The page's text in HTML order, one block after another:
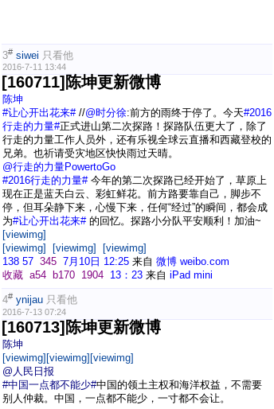
3# siwei 只看他
2016-7-11 13:44
[160711]陈坤更新微博
陈坤
#让心开出花来#//@时分徐:前方的雨终于停了。今天#2016
行走的力量#正式进山第二次探路！探路队伍更大了，除了
行走的力量工作人员外，还有乐视全球云直播和西藏登校的
兄弟。也祈请受灾地区快快雨过天晴。
@行走的力量PowertoGo
#2016行走的力量#今年的第二次探路已经开始了，草原上
现在正是蓝天白云、彩虹鲜花。前方路要靠自己，脚步不
停，但耳朵静下来，心慢下来，任何“经过”的瞬间，都会成
为#让心开出花来#的回忆。探路小分队平安顺利！加油~
[viewimg]
[viewimg]
[viewimg]
[viewimg]
138 57 345 7月10日 12:25 来自 微博 weibo.com
收藏 a54 b170 1904 13：23 来自 iPad mini
4# ynijau 只看他
2016-7-13 07:24
[160713]陈坤更新微博
陈坤
[viewimg] [viewimg] [viewimg]
@人民日报
#中国一点都不能少#中国的领土主权和海洋权益，不需要
别人仲裁。中国，一点都不能少，一寸都不会让。